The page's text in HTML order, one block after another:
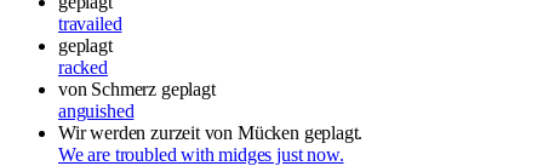
travailed
geplagt
racked
von Schmerz geplagt
anguished
Wir werden zurzeit von Mücken geplagt.
We are troubled with midges just now.